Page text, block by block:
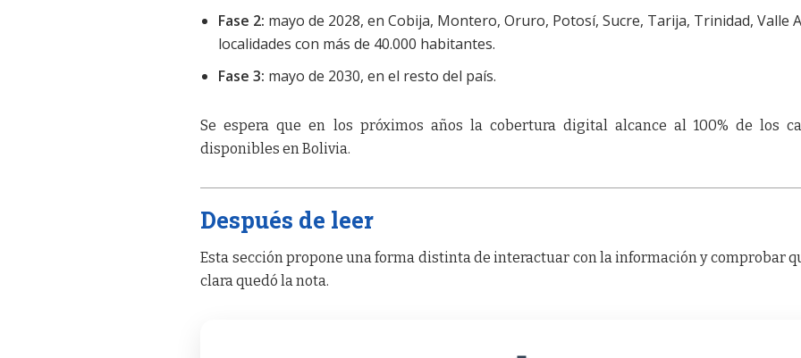
Fase 2: mayo de 2028, en Cobija, Montero, Oruro, Potosí, Sucre, Tarija, Trinidad, Valle
localidades con más de 40.000 habitantes.
Fase 3: mayo de 2030, en el resto del país.
Se espera que en los próximos años la cobertura digital alcance al 100% de los
disponibles en Bolivia.
Después de leer
Esta sección propone una forma distinta de interactuar con la información y comprobar
clara quedó la nota.